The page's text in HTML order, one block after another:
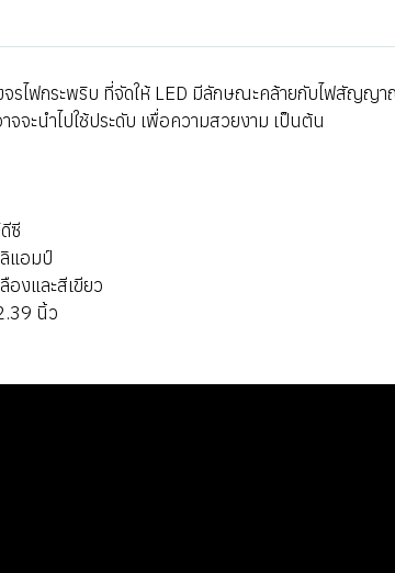
รไฟกระพริบ ที่จัดให้ LED มีลักษณะคล้ายกับไฟสัญญ
จจะนำไปใช้ประดับ เพื่อความสวยงาม เป็นต้น
ซี
แอมป์
องและสีเขียว
นิ้ว